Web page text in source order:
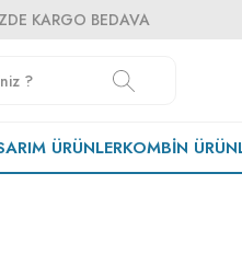
KARGO BEDAVA
ÜRÜNLERKOMBIN